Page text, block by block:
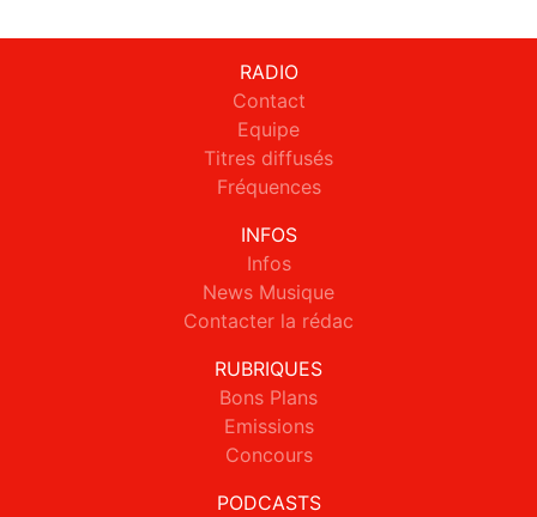
RADIO
Contact
Equipe
Titres diffusés
Fréquences
INFOS
Infos
News Musique
Contacter la rédac
RUBRIQUES
Bons Plans
Emissions
Concours
PODCASTS